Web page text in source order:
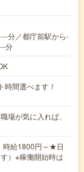
分／都庁前駅から-
分
間選べます！
が気に入れば、
時給1800円～★日
）※稼働開始時は